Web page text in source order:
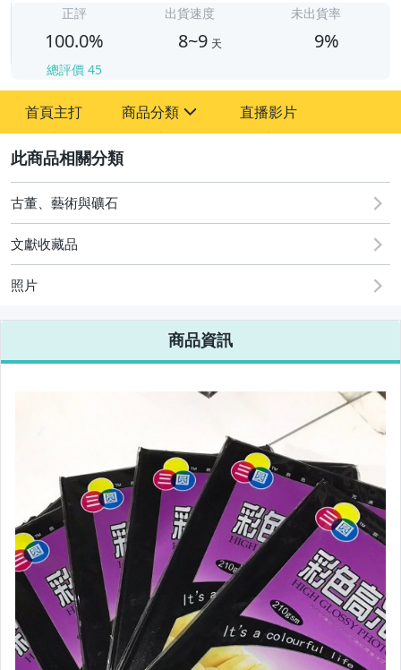
正評
100.0%
總評價 45
出貨速度
8~9 天
未出貨率
9%
首頁主打 商品分類
其它
直播影片
古董、藝術與礦石
文獻收藏品
照片
商品資訊